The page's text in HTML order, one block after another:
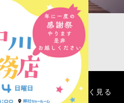
ご覧いただけます。
ォーム ▶︎ 雑誌掲載
詳しく見る